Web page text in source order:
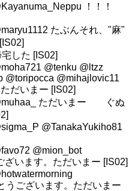
！！！
たぶんそれ、"麻"
宅した [IS02]
@tenku @ltzz
@toripocca @mihajlovic11
だいまー [IS02]
ただいまー ぐぬ
@TanakaYukiho81
@mion_bot
ざいます。ただいまー [IS02]
うございます。ただいまー